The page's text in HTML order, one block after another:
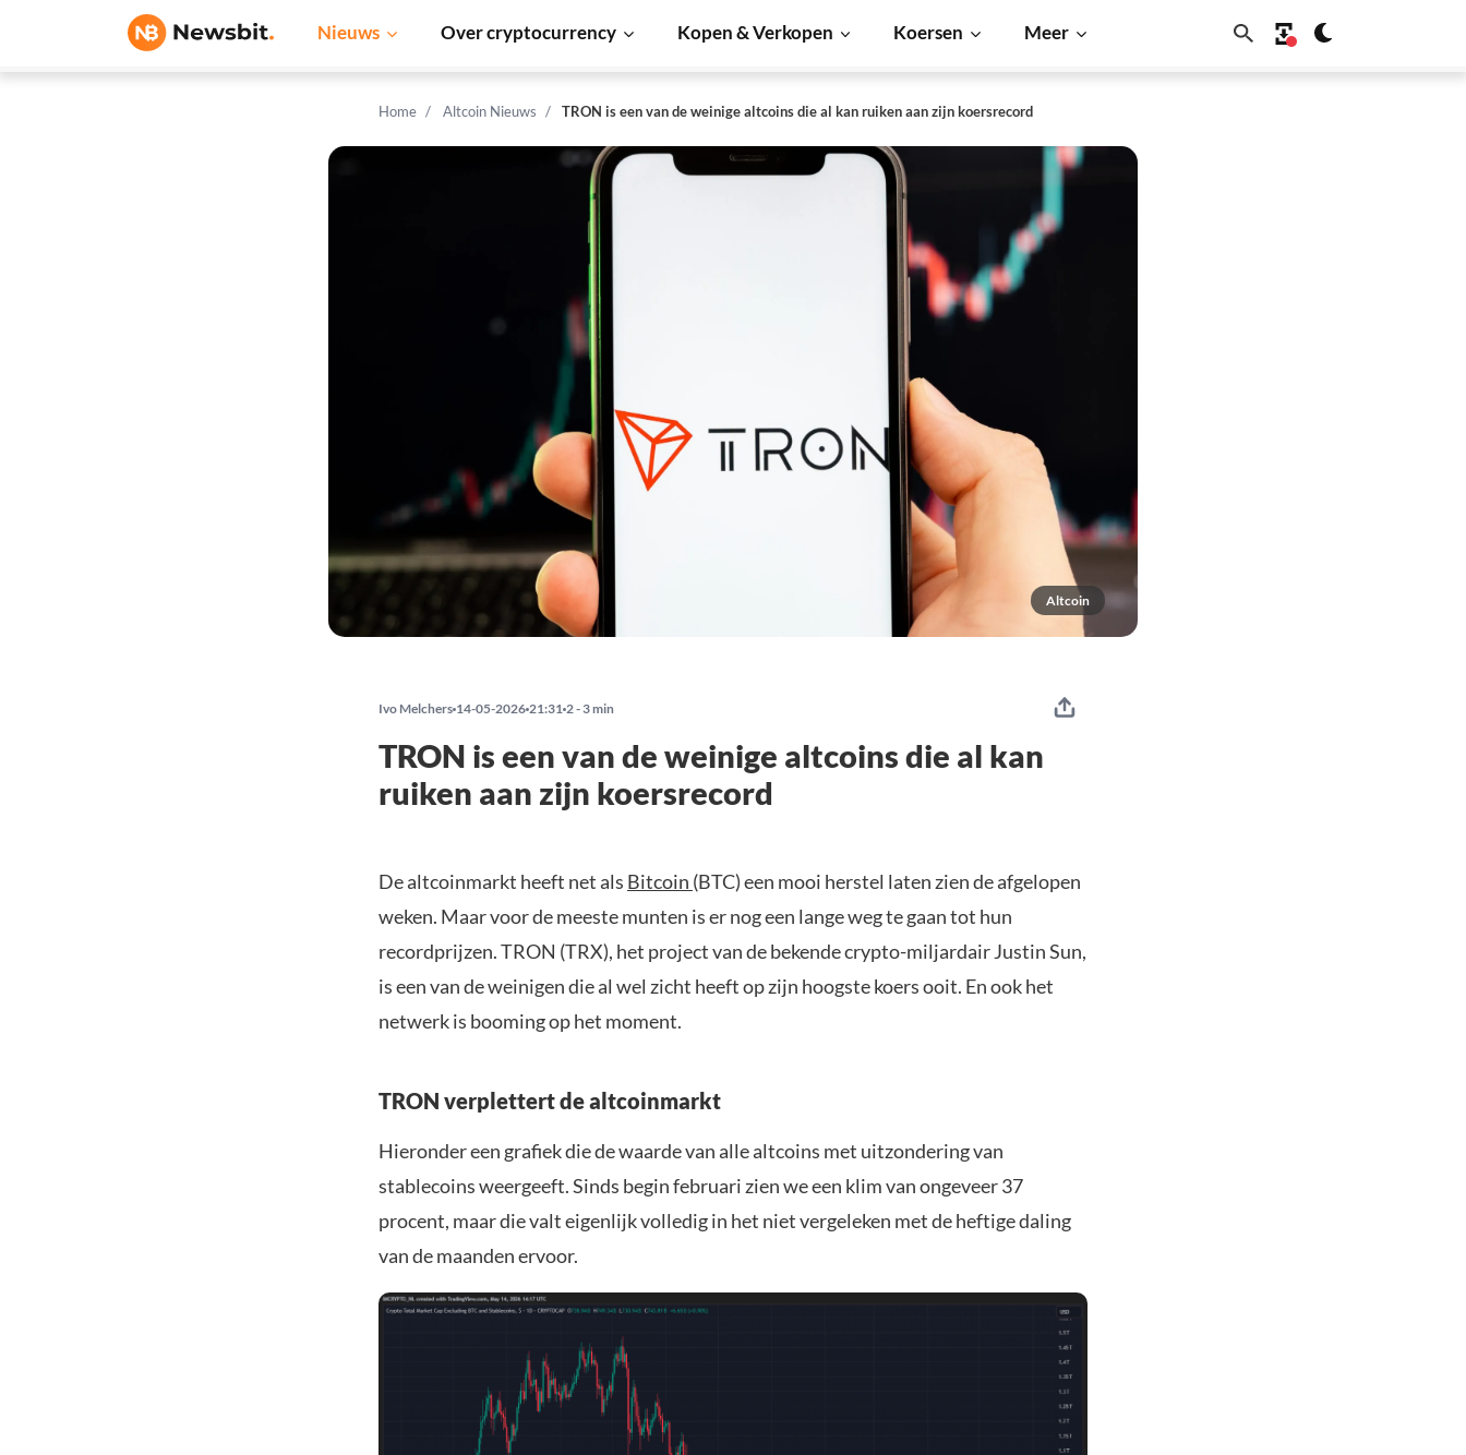
Nieuws Over cryptocurrency Kopen & Verkopen Koersen Meer
Home Altcoin Nieuws TRON is een van de weinige altcoins die al kan ruiken aan zijn koersrecord
Altcoin
Ivo Melchers 14-05-2026 21:31 2 - 3 min
TRON is een van de weinige altcoins die al kan
ruiken aan zijn koersrecord
De altcoinmarkt heeft net als Bitcoin (BTC) een mooi herstel laten zien de afgelopen
weken. Maar voor de meeste munten is er nog een lange weg te gaan tot hun
recordprijzen. TRON (TRX), het project van de bekende crypto-miljardair Justin Sun,
is een van de weinigen die al wel zicht heeft op zijn hoogste koers ooit. En ook het
netwerk is booming op het moment.
TRON verplettert de altcoinmarkt
Hieronder een grafiek die de waarde van alle altcoins met uitzondering van
stablecoins weergeeft. Sinds begin februari zien we een klim van ongeveer 37
procent, maar die valt eigenlijk volledig in het niet vergeleken met de heftige daling
van de maanden ervoor.